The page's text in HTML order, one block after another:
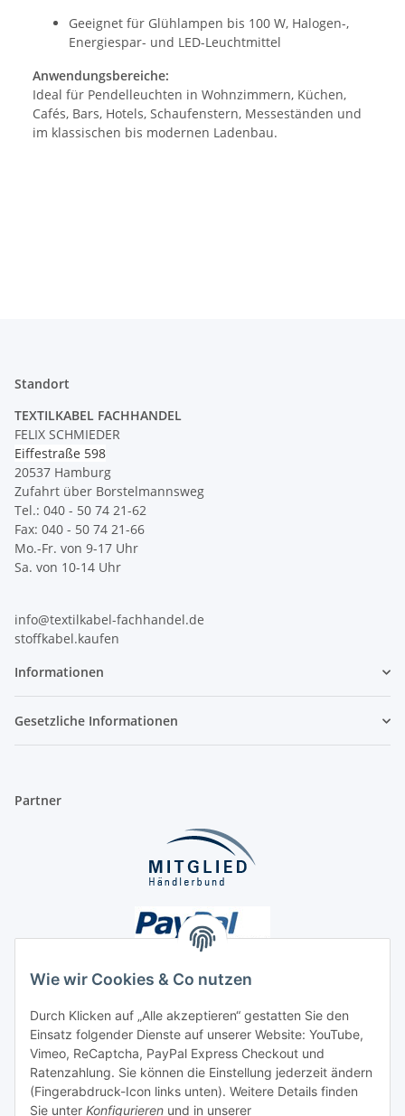
Wie wir Cookies & Co nutzen
Durch Klicken auf „Alle akzeptieren“ gestatten Sie den
Einsatz folgender Dienste auf unserer Website: YouTube,
Vimeo, ReCaptcha, PayPal Express Checkout und
Ratenzahlung. Sie können die Einstellung jederzeit ändern
(Fingerabdruck-Icon links unten). Weitere Details finden
Sie unter Konfigurieren und in unserer
Geeignet für Glühlampen bis 100 W, Halogen-,
Energiespar- und LED-Leuchtmittel
Anwendungsbereiche:
Ideal für Pendelleuchten in Wohnzimmern, Küchen,
Cafés, Bars, Hotels, Schaufenstern, Messeständen und
im klassischen bis modernen Ladenbau.
Standort
TEXTILKABEL FACHHANDEL
FELIX SCHMIEDER
Eiffestraße 598
20537 Hamburg
Zufahrt über Borstelmannsweg
Tel.: 040 - 50 74 21-62
Fax: 040 - 50 74 21-66
Mo.-Fr. von 9-17 Uhr
Sa. von 10-14 Uhr
info@textilkabel-fachhandel.de
stoffkabel.kaufen
Informationen
Gesetzliche Informationen
Partner
Unsere Seiten
Social Media